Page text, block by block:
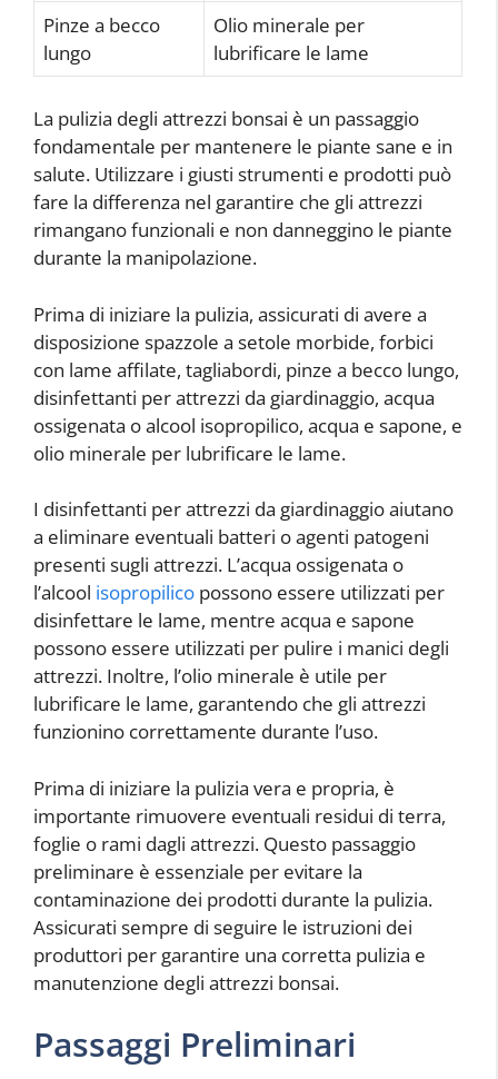
Pinze a becco
lungo
Olio minerale per
lubrificare le lame
La pulizia degli attrezzi bonsai è un passaggio
fondamentale per mantenere le piante sane e in
salute. Utilizzare i giusti strumenti e prodotti può
fare la differenza nel garantire che gli attrezzi
rimangano funzionali e non danneggino le piante
durante la manipolazione.
Prima di iniziare la pulizia, assicurati di avere a
disposizione spazzole a setole morbide, forbici
con lame affilate, tagliabordi, pinze a becco lungo,
disinfettanti per attrezzi da giardinaggio, acqua
ossigenata o alcool isopropilico, acqua e sapone, e
olio minerale per lubrificare le lame.
I disinfettanti per attrezzi da giardinaggio aiutano
a eliminare eventuali batteri o agenti patogeni
presenti sugli attrezzi. L’acqua ossigenata o
l’alcool isopropilico possono essere utilizzati per
disinfettare le lame, mentre acqua e sapone
possono essere utilizzati per pulire i manici degli
attrezzi. Inoltre, l’olio minerale è utile per
lubrificare le lame, garantendo che gli attrezzi
funzionino correttamente durante l’uso.
Prima di iniziare la pulizia vera e propria, è
importante rimuovere eventuali residui di terra,
foglie o rami dagli attrezzi. Questo passaggio
preliminare è essenziale per evitare la
contaminazione dei prodotti durante la pulizia.
Assicurati sempre di seguire le istruzioni dei
produttori per garantire una corretta pulizia e
manutenzione degli attrezzi bonsai.
Passaggi Preliminari